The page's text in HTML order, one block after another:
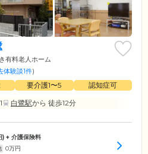
有料老人ホーム
体験談1件)
要介護1〜5
認知症可
白鷺駅から 徒歩12分
) + 介護保険料
0万円